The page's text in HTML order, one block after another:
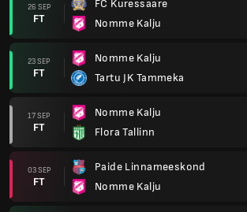
26 SEP
FT
FC Kuressaare
Nomme Kalju
23 SEP
FT
Nomme Kalju
Tartu JK Tammeka
17 SEP
FT
Nomme Kalju
Flora Tallinn
03 SEP
FT
Paide Linnameeskond
Nomme Kalju